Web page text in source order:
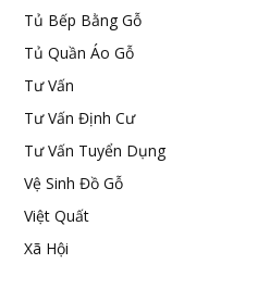
Tủ Bếp Bằng Gỗ
Tủ Quần Áo Gỗ
Tư Vấn
Tư Vấn Định Cư
Tư Vấn Tuyển Dụng
Vệ Sinh Đồ Gỗ
Việt Quất
Xã Hội